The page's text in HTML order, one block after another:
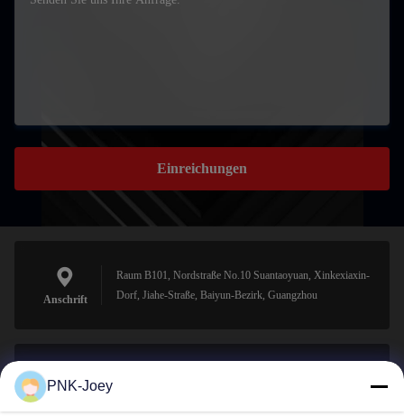
Einreichungen
Anschrift
Raum B101, Nordstraße No.10 Suantaoyuan, Xinkexiaxin-
Dorf, Jiahe-Straße, Baiyun-Bezirk, Guangzhou
E-Mail-Adresse
PNK-Joey